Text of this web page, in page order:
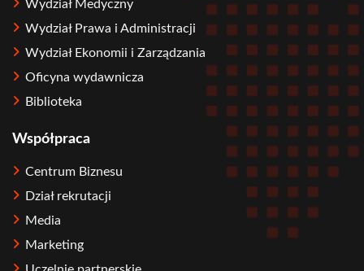
Wydział Medyczny
Wydział Prawa i Administracji
Wydział Ekonomii i Zarządzania
Oficyna wydawnicza
Biblioteka
Współpraca
Centrum Biznesu
Dział rekrutacji
Media
Marketing